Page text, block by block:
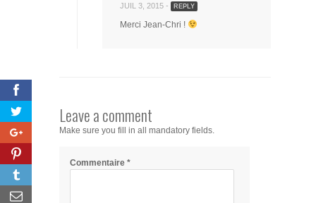
JUIL 3, 2015 -
REPLY
Merci Jean-Chri !
Leave a comment
Make sure you fill in all mandatory fields.
Commentaire *